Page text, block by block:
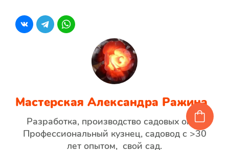
Мастерская Александра Ражина
Разработка, производство садовых опор
Профессиональный кузнец, садовод с >30
лет опытом, свой сад.